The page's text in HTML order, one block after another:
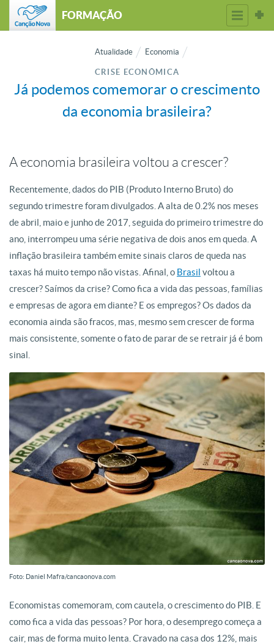
FORMAÇÃO
Atualidade Economia
CRISE ECONÔMICA
Já podemos comemorar o crescimento
da economia brasileira?
A economia brasileira voltou a crescer?
Recentemente, dados do PIB (Produto Interno Bruto) do
segundo trimestre foram divulgados. A alta de 0.2% nos meses
de abril, maio e junho de 2017, seguida do primeiro trimestre do
ano, interrompeu uma série negativa de dois anos em queda. A
inflação brasileira também emite sinais claros de queda nas
taxas há muito tempo não vistas. Afinal, o Brasil voltou a
crescer? Saímos da crise? Como fica a vida das pessoas, famílias
e empresas de agora em diante? E os empregos? Os dados da
economia ainda são fracos, mas, mesmo sem crescer de forma
mais consistente, somente o fato de parar de se retrair já é bom
sinal.
Foto: Daniel Mafra/cancaonova.com
Economistas comemoram, com cautela, o crescimento do PIB. E
como fica a vida das pessoas? Por hora, o desemprego começa a
cair, mas de forma muito lenta. Cravado na casa dos 12%, mais